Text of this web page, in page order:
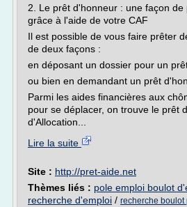
2. Le prêt d'honneur : une façon
grâce à l'aide de votre CAF
Il est possible de vous faire prêter
de deux façons :
en déposant un dossier pour un
ou bien en demandant un prêt
Parmi les aides financières aux
pour se déplacer, on trouve le prêt
d'Allocation...
Lire la suite
Site : http://pret-aide.net
Thèmes liés : pole emploi boulot
recherche d'emploi / recherche boulot